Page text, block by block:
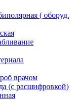
( оборуд.
врачом
(с расшифровкой)